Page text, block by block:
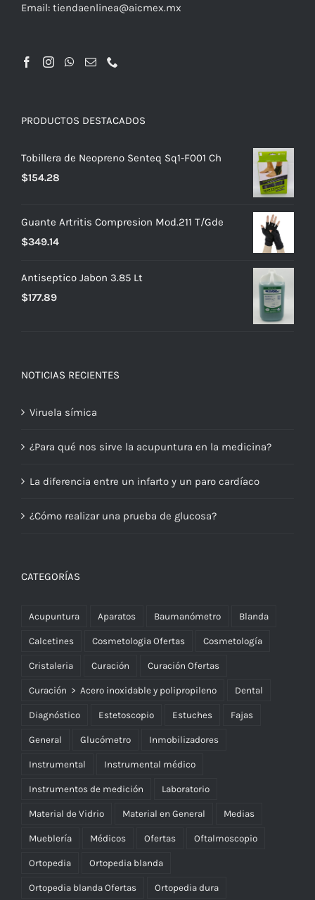
Email: tiendaenlinea@aicmex.mx
PRODUCTOS DESTACADOS
Tobillera de Neopreno Senteq Sq1-F001 Ch
$154.28
Guante Artritis Compresion Mod.211 T/Gde
$349.14
Antiseptico Jabon 3.85 Lt
$177.89
NOTICIAS RECIENTES
Viruela símica
¿Para qué nos sirve la acupuntura en la medicina?
La diferencia entre un infarto y un paro cardíaco
¿Cómo realizar una prueba de glucosa?
CATEGORÍAS
Acupuntura Aparatos Baumanómetro Blanda
Calcetines Cosmetologia Ofertas Cosmetología
Cristaleria Curación Curación Ofertas
Curación > Acero inoxidable y polipropileno Dental
Diagnóstico Estetoscopio Estuches Fajas
General Glucómetro Inmobilizadores
Instrumental Instrumental médico
Instrumentos de medición Laboratorio
Material de Vidrio Material en General Medias
Mueblería Médicos Ofertas Oftalmoscopio
Ortopedia Ortopedia blanda
Ortopedia blanda Ofertas Ortopedia dura